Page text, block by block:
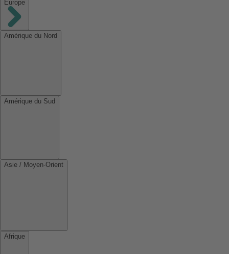
Europe
Amérique du Nord
Amérique du Sud
Asie / Moyen-Orient
Afrique